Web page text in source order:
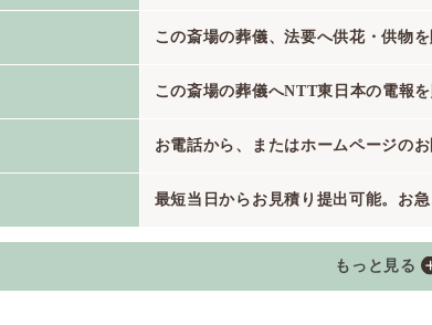
この斎場の葬儀、法要へ供花・供物を
この斎場の葬儀へNTT東日本の電報を
お電話から、またはホームページの
最短当日からお見積り提出可能。お
もっと見る